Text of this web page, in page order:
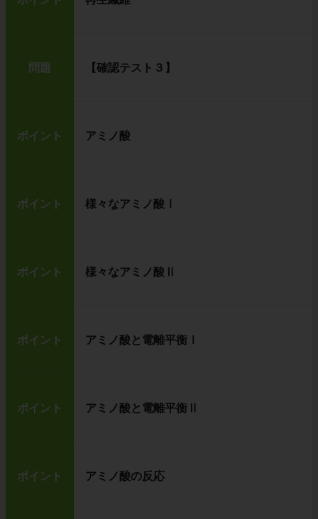
問題 【確認テスト３】
ポイント アミノ酸
ポイント 様々なアミノ酸Ⅰ
ポイント 様々なアミノ酸Ⅱ
ポイント アミノ酸と電離平衡Ⅰ
ポイント アミノ酸と電離平衡Ⅱ
ポイント アミノ酸の反応